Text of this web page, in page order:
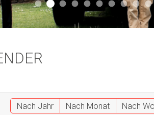
Aktuell 046Aktuell 047
Start 011Aktuell 044
Aktuell 043
Aktuell 041
Aktuell 042
Aktuell
Nach Jahr Nach Monat Nach